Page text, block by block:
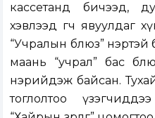
кассетанд бичээд,
хэвлээд өгч явуулдаг
“Учралын блюз” нэртэй
маань “учрал” бас
нэрийдэж байсан.
тоглолтоо